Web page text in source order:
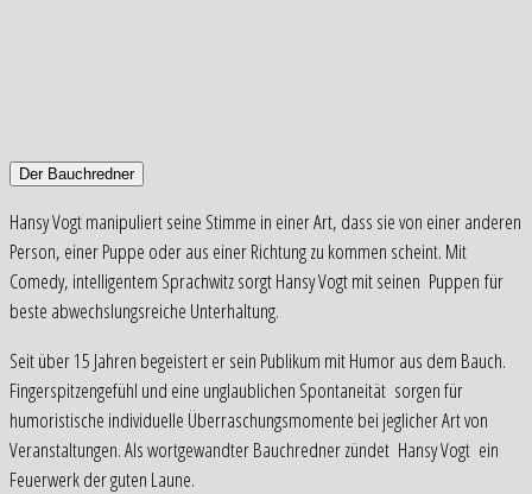
Der Bauchredner
Hansy Vogt manipuliert seine Stimme in einer Art, dass sie von einer anderen
Person, einer Puppe oder aus einer Richtung zu kommen scheint. Mit
Comedy, intelligentem Sprachwitz sorgt Hansy Vogt mit seinen Puppen für
beste abwechslungsreiche Unterhaltung.
Seit über 15 Jahren begeistert er sein Publikum mit Humor aus dem Bauch.
Fingerspitzengefühl und eine unglaublichen Spontaneität sorgen für
humoristische individuelle Überraschungsmomente bei jeglicher Art von
Veranstaltungen. Als wortgewandter Bauchredner zündet Hansy Vogt ein
Feuerwerk der guten Laune.